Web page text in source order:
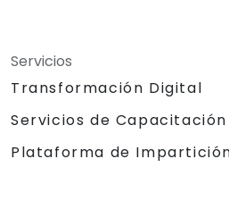
Servicios
Transformación Digital
Servicios de
Plataforma de